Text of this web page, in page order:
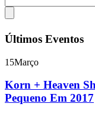
Últimos Eventos
15Março
Korn + Heaven
Pequeno Em 2017